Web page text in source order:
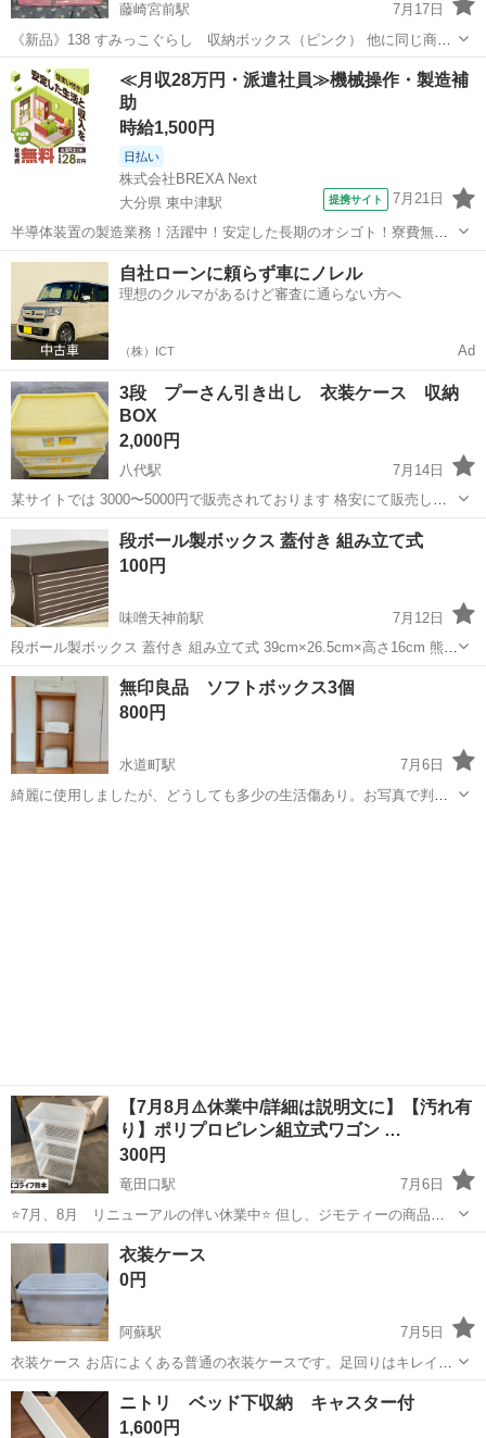
藤崎宮前駅
7月17日
《新品》138 すみっこぐらし 収納ボックス（ピンク） 他に同じ商品
が、あと9点あります！！ アミューズメントにて 獲得時の割れ、 パッ
ケージに破損等があるかもしれません。 ご理解いただける方のみお願
い致します。 お取...
熊本 熊本市 藤崎宮前駅 収納家具 すみっこぐらし
≪月収28万円・派遣社員≫機械操作・製造補
助
時給1,500円
日払い
株式会社BREXA Next
大分県 東中津駅
提携サイト 7月21日
半導体装置の製造業務！活躍中！安定した長期のオシゴト！寮費無料
★赴任旅費会社負担◎20代～40代の男性活躍中★未経験活躍中！高時
給1,500円！《大分県中津市》 人気の工場のお仕事 ◇半導体装置内部
のシート製造◇ ＊クリー...
大分 中津市 東中津駅 その他
自社ローンに頼らず車にノレル
理想のクルマがあるけど審査に通らない方へ
（株）ICT Ad
3段 プーさん引き出し 衣装ケース 収納
BOX
2,000円
八代駅
7月14日
某サイトでは 3000〜5000円で販売されております 格安にて販売しま
す 高さ66センチ 縦 奥行き38センチ 横60センチ
熊本 八代市 八代駅 収納家具
段ボール製ボックス 蓋付き 組み立て式
100円
味噌天神前駅
7月12日
段ボール製ボックス 蓋付き 組み立て式 39cm×26.5cm×高さ16cm 熊本
市大江付近に取りに来られる方 現金手渡し できるだけ丁度の金額をご
用意下さい
熊本 熊本市 味噌天神前駅 収納家具 ボックス
無印良品 ソフトボックス3個
800円
水道町駅
7月6日
綺麗に使用しましたが、どうしても多少の生活傷あり。お写真で判断
【7月8月⚠️休業中/詳細は説明文に】【汚れ有
り】ポリプロピレン組立式ワゴン …
300円
竜田口駅
7月6日
⭐️7月、8月 リニューアルの伴い休業中⭐️ 但し、ジモティーの商品の
みご購入可能となります❗️ 画面をスタッフにご提示をお願い致します✨
熊本 熊本市 竜田口駅
衣装ケース
0円
阿蘇駅
7月5日
衣装ケース お店によくある普通の衣装ケースです。足回りはキレイで
す。古さはありますが普通に使えます。
熊本 阿蘇市 阿蘇駅 収納家具
ニトリ ベッド下収納 キャスター付
1,600円